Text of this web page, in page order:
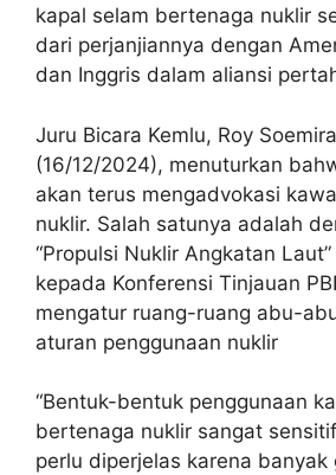
kapal selam bertenaga nuklir
dari perjanjiannya dengan
dan Inggris dalam aliansi
Juru Bicara Kemlu, Roy
(16/12/2024), menuturkan
akan terus mengadvokasi
nuklir. Salah satunya adalah
“Propulsi Nuklir Angkatan
kepada Konferensi Tinjauan
mengatur ruang-ruang abu-
aturan penggunaan nuklir
“Bentuk-bentuk penggunaan
bertenaga nuklir sangat
perlu diperjelas karena banyak